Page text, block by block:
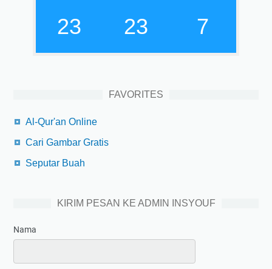
23 23 8
FAVORITES
Al-Qur'an Online
Cari Gambar Gratis
Seputar Buah
KIRIM PESAN KE ADMIN INSYOUF
Nama